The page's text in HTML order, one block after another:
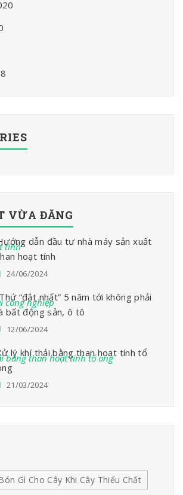
VỪA ĐĂNG
dẫn đầu tư nhà máy sản xuất
hoạt tính
24/06/2024
“đắt nhất” 5 năm tới không phải
bất động sản, ô tô
12/06/2024
lý khí thải bằng than hoạt tính tổ
21/03/2024
Gì Cho Cây Khi Cây Thiếu Chất